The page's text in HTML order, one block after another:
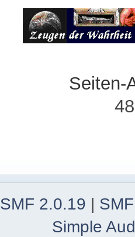
Seiten-
SMF 2.0.19 |
Simple